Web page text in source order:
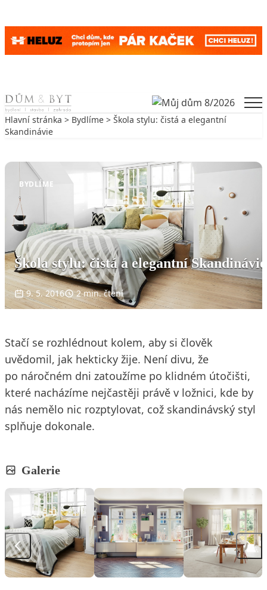
Skip to content
Hlavní stránka > Bydlíme > Škola stylu: čistá a elegantní
Skandinávie
BYDLÍME
Škola stylu: čistá a elegantní Skandinávie
9. 5. 2016 2 min. čtení
Stačí se rozhlédnout kolem, aby si člověk
uvědomil, jak hekticky žije. Není divu, že
po náročném dni zatoužíme po klidném útočišti,
které nacházíme nejčastěji právě v ložnici, kde by
nás nemělo nic rozptylovat, což skandinávský styl
splňuje dokonale.
Galerie